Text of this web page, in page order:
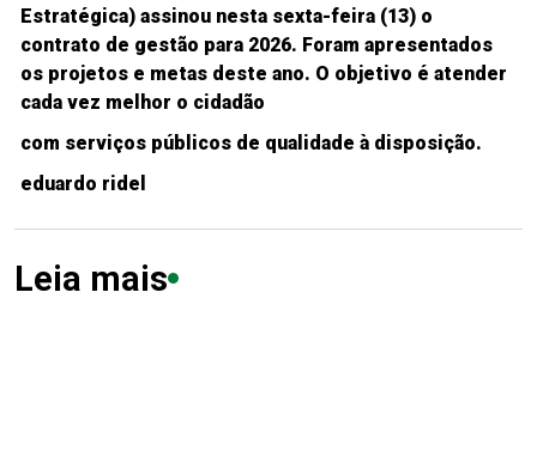
Estratégica) assinou nesta sexta-feira (13) o
contrato de gestão para 2026. Foram apresentados
os projetos e metas deste ano. O objetivo é atender
cada vez melhor o cidadão
com serviços públicos de qualidade à disposição.
eduardo ridel
Leia mais